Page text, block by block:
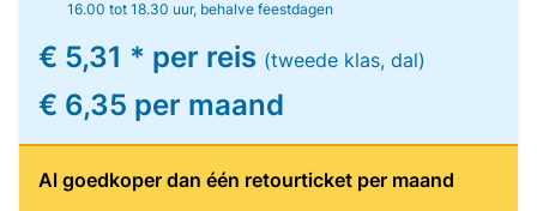
16.00 tot 18.30 uur, behalve feestdagen
€ 5,31 * per reis (tweede klas, dal)
€ 6,35 per maand
Al goedkoper dan één retourticket per maand